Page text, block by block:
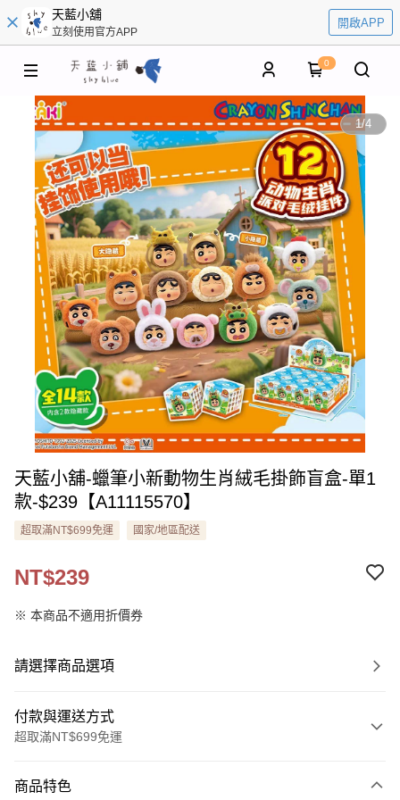
天藍小舖
立刻使用官方APP
開啟APP
0
1/4
天藍小舖-蠟筆小新動物生肖絨毛掛飾盲盒-單1
款-$239【A11115570】
超取滿NT$699免運 國家/地區配送
NT$239
※ 本商品不適用折價券
請選擇商品選項
付款與運送方式
超取滿NT$699免運
信用卡一次付款
商品特色